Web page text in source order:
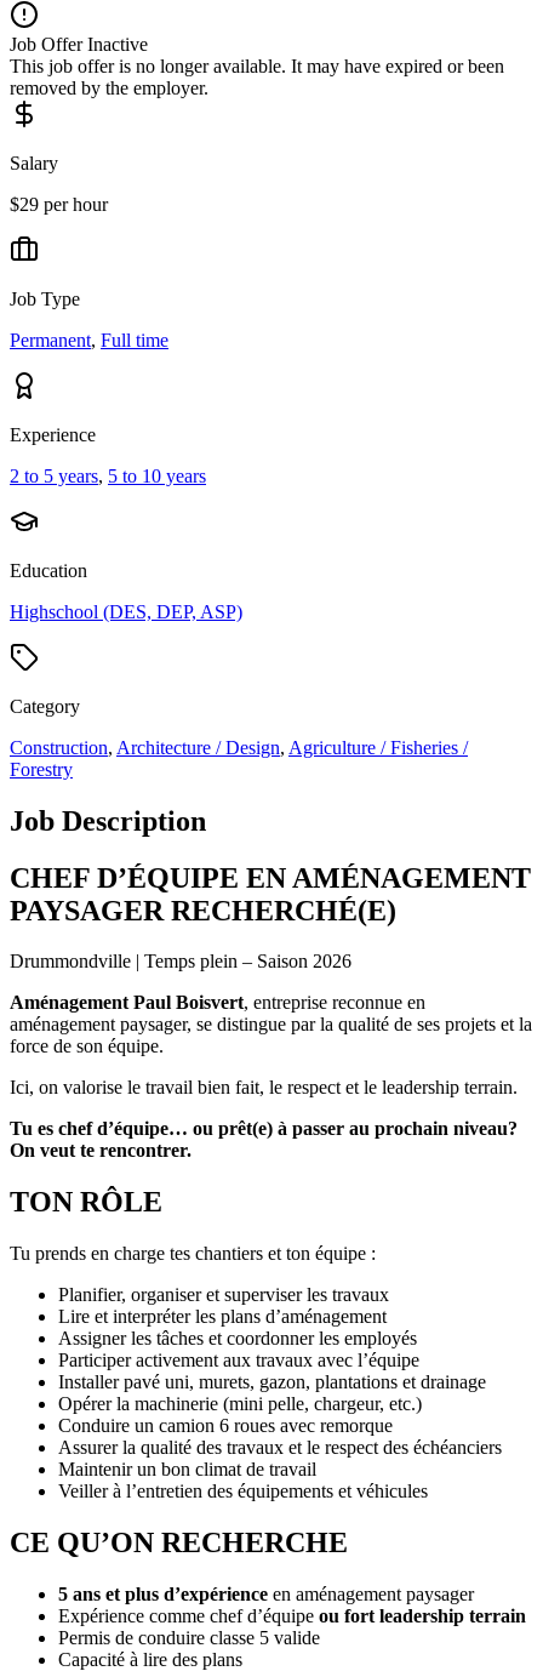
Job Offer Inactive
This job offer is no longer available. It may have expired or been
removed by the employer.
Salary
$29 per hour
Job Type
Permanent, Full time
Experience
2 to 5 years, 5 to 10 years
Education
Highschool (DES, DEP, ASP)
Category
Construction, Architecture / Design, Agriculture / Fisheries /
Forestry
Job Description
CHEF D’ÉQUIPE EN AMÉNAGEMENT
PAYSAGER RECHERCHÉ(E)
Drummondville | Temps plein – Saison 2026
Aménagement Paul Boisvert, entreprise reconnue en
aménagement paysager, se distingue par la qualité de ses projets et la
force de son équipe.
Ici, on valorise le travail bien fait, le respect et le leadership terrain.
Tu es chef d’équipe… ou prêt(e) à passer au prochain niveau?
On veut te rencontrer.
TON RÔLE
Tu prends en charge tes chantiers et ton équipe :
Planifier, organiser et superviser les travaux
Lire et interpréter les plans d’aménagement
Assigner les tâches et coordonner les employés
Participer activement aux travaux avec l’équipe
Installer pavé uni, murets, gazon, plantations et drainage
Opérer la machinerie (mini pelle, chargeur, etc.)
Conduire un camion 6 roues avec remorque
Assurer la qualité des travaux et le respect des échéanciers
Maintenir un bon climat de travail
Veiller à l’entretien des équipements et véhicules
CE QU’ON RECHERCHE
5 ans et plus d’expérience en aménagement paysager
Expérience comme chef d’équipe ou fort leadership terrain
Permis de conduire classe 5 valide
Capacité à lire des plans